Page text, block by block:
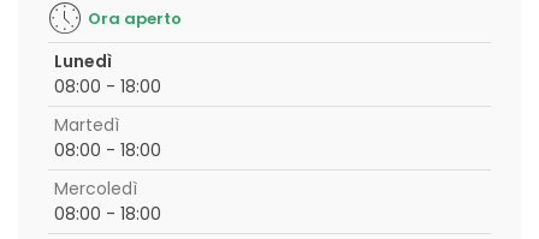
Ora aperto
Lunedì
08:00 - 18:00
Martedì
08:00 - 18:00
Mercoledì
08:00 - 18:00